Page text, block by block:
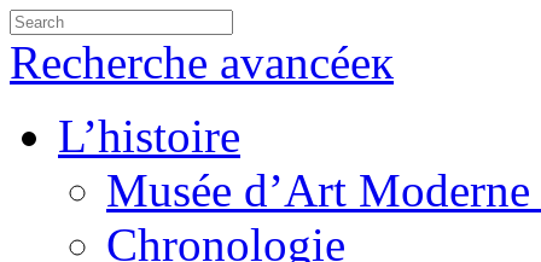
Recherche avancéeк
L’histoire
Musée d’Art
Chronologie